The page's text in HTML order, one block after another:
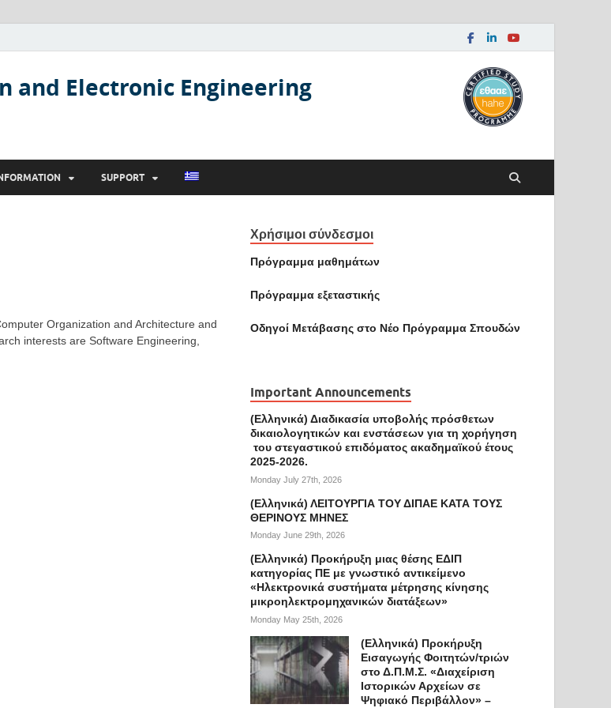
Electronic Engineering
SUPPORT
Organization and Architecture and
interests are Software Engineering,
Χρήσιμοι σύνδεσμοι
Πρόγραμμα μαθημάτων
Πρόγραμμα εξεταστικής
Οδηγοί Mετάβασης στο Νέο Πρόγραμμα Σπουδών
Important Announcements
(Ελληνικά) Διαδικασία υποβολής πρόσθετων
δικαιολογητικών και ενστάσεων για τη χορήγηση
του στεγαστικού επιδόματος ακαδημαϊκού έτους
2025-2026.
Monday July 27th, 2026
(Ελληνικά) ΛΕΙΤΟΥΡΓΙΑ ΤΟΥ ΔΙΠΑΕ ΚΑΤΑ ΤΟΥΣ
ΘΕΡΙΝΟΥΣ ΜΗΝΕΣ
Monday June 29th, 2026
(Ελληνικά) Προκήρυξη μιας θέσης ΕΔΙΠ
κατηγορίας ΠΕ με γνωστικό αντικείμενο
«Ηλεκτρονικά συστήματα μέτρησης κίνησης
μικροηλεκτρομηχανικών διατάξεων»
Monday May 25th, 2026
(Ελληνικά) Προκήρυξη
Εισαγωγής Φοιτητών/τριών
στο Δ.Π.Μ.Σ. «Διαχείριση
Ιστορικών Αρχείων σε
Ψηφιακό Περιβάλλον» –